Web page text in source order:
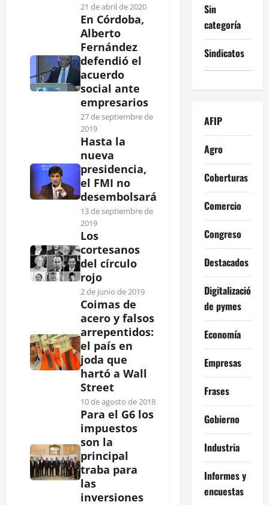
21 de abril de 2020
En Córdoba,
Alberto
Fernández
defendió el
acuerdo
social ante
empresarios
27 de septiembre de
2019
Hasta la
nueva
presidencia,
el FMI no
desembolsará
13 de septiembre de
2019
Los
cortesanos
del círcu­lo
rojo
2 de junio de 2019
Coimas de
acero y falsos
arrepentidos:
el país en
joda que
hartó a Wall
Street
10 de agosto de 2018
Para el G6 los
impuestos
son la
principal
traba para
las
inversiones
Sin
categoría
Sindicatos
AFIP
Agro
Coberturas
Comercio
Congreso
Destacados
Digitalización
de pymes
Economía
Empresas
Frases
Gobierno
Industria
Informes y
encuestas